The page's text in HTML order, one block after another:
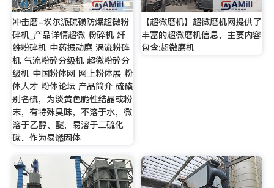
冲击磨-埃尔派硫磺防爆超微粉
碎机_产品详情超微 粉碎机 纤
维粉碎机 中药振动磨 涡流粉碎
机 气流粉碎分级机 超微粉碎分
级机 中国粉体网 网上粉体展 粉
体人才 粉体论坛 产品简介 硫磺
别名硫，为淡黄色脆性结晶或粉
末，有特殊臭味，不溶于水，微
溶于乙醇、醚，易溶于二硫化
碳。作为易燃固体
【超微磨机】超微磨机网提供了
丰富的超微磨机信息，主要内容
包含:超微磨机